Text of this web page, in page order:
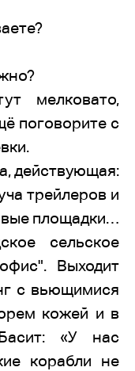
мелковато,
поговорите с
действующая:
трейлеров и
площадки…
сельское
Выходит
с вьющимися
кожей и в
«У нас
корабли не